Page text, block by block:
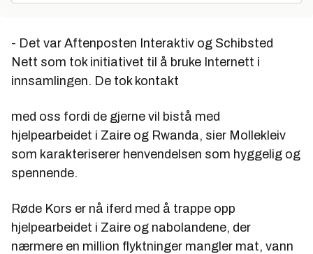
- Det var Aftenposten Interaktiv og Schibsted
Nett som tok initiativet til å bruke Internett i
innsamlingen. De tok kontakt
med oss fordi de gjerne vil bistå med
hjelpearbeidet i Zaire og Rwanda, sier Mollekleiv
som karakteriserer henvendelsen som hyggelig og
spennende.
Røde Kors er nå iferd med å trappe opp
hjelpearbeidet i Zaire og nabolandene, der
nærmere en million flyktninger mangler mat, vann